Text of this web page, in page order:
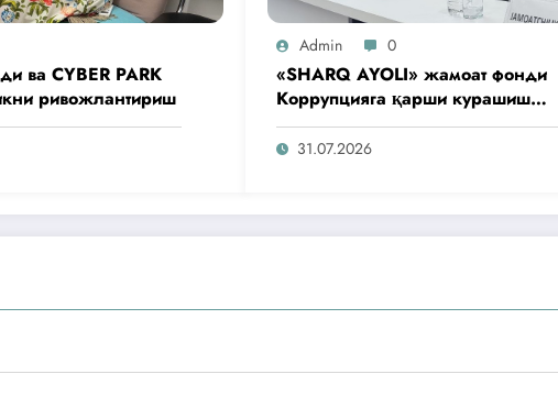
ва CYBER PARK
ривожлантириш
Admin 0
«SHARQ AYOLI» жамоат фонди
Коррупцияга қарши курашиш
агентлигидаги жамоат эшитувида
ташаббусларини тақдим этди
31.07.2026